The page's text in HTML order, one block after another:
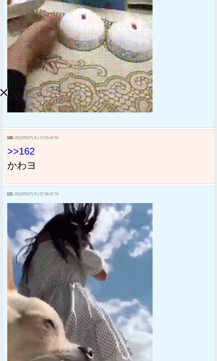
188: 2021/05/27(木) 07:55:44.59
>>162
かわヨ
121: 2021/05/27(木) 07:38:42.74
Sponsored Link